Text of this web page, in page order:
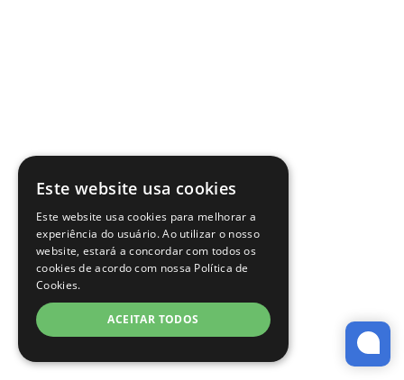
Este website usa cookies
Este website usa cookies para melhorar a
experiência do usuário. Ao utilizar o nosso
website, estará a concordar com todos os
cookies de acordo com nossa Política de
Cookies.
ACEITAR TODOS